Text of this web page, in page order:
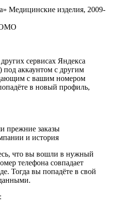
Медицинские изделия, 2009-
сервисах Яндекса
аккаунтом с другим
с вашим номером
в новый профиль,
прежние заказы
и история
что вы вошли в нужный
телефона совпадает
Тогда вы попадёте в свой